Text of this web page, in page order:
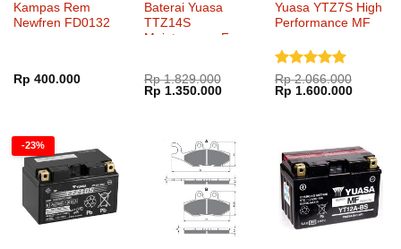
Kampas Rem
Newfren FD0132
Rp 400.000
Baterai Yuasa
TTZ14S
Maintenance Free
Rp1.829.000
Harga
aslinya
Rp 1.350.000Harga
Yuasa YTZ7S High
Performance MF
Dinilai5
dari 5
Rp2.066.000
Harga
aslinya
Rp 1.600.000Harga
-23%